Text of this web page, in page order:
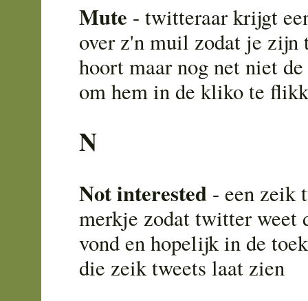
Mute - twitteraar krijgt
over z'n muil zodat je zijn
hoort maar nog net niet
om hem in de kliko te
N
Not interested - een zeik
merkje zodat twitter weet
vond en hopelijk in de
die zeik tweets laat zien